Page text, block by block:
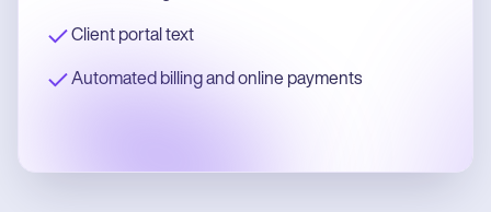
Client portal text
Automated billing and online payments